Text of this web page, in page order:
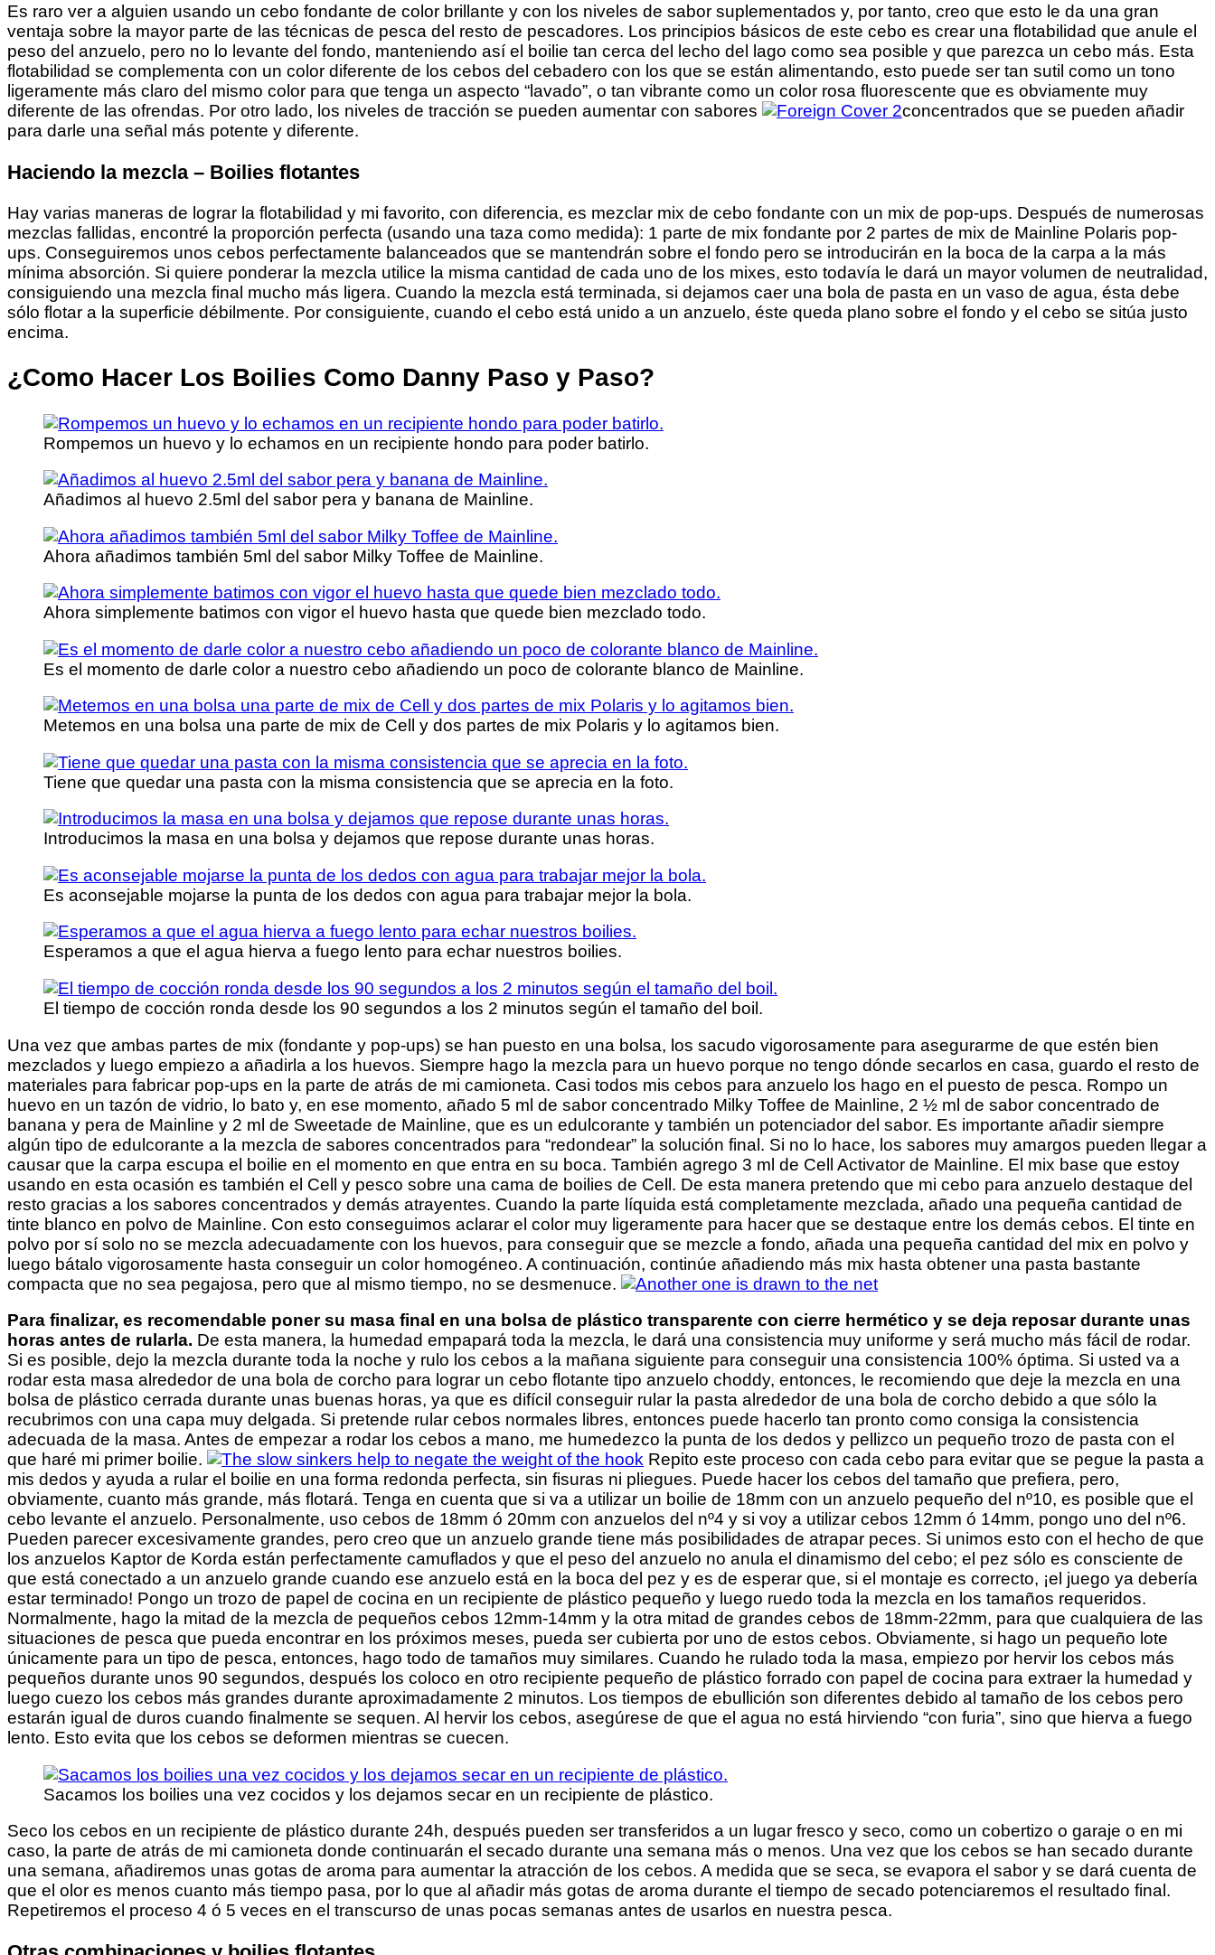
Es raro ver a alguien usando un cebo fondante de color brillante y con los niveles de sabor suplementados y, por tanto, creo que esto le da una gran
ventaja sobre la mayor parte de las técnicas de pesca del resto de pescadores. Los principios básicos de este cebo es crear una flotabilidad que anule el
peso del anzuelo, pero no lo levante del fondo, manteniendo así el boilie tan cerca del lecho del lago como sea posible y que parezca un cebo más. Esta
flotabilidad se complementa con un color diferente de los cebos del cebadero con los que se están alimentando, esto puede ser tan sutil como un tono
ligeramente más claro del mismo color para que tenga un aspecto “lavado”, o tan vibrante como un color rosa fluorescente que es obviamente muy
diferente de las ofrendas. Por otro lado, los niveles de tracción se pueden aumentar con sabores
concentrados que se pueden añadir
para darle una señal más potente y diferente.
Haciendo la mezcla – Boilies flotantes
Hay varias maneras de lograr la flotabilidad y mi favorito, con diferencia, es mezclar mix de cebo fondante con un mix de pop-ups. Después de numerosas
mezclas fallidas, encontré la proporción perfecta (usando una taza como medida): 1 parte de mix fondante por 2 partes de mix de Mainline Polaris pop-
ups. Conseguiremos unos cebos perfectamente balanceados que se mantendrán sobre el fondo pero se introducirán en la boca de la carpa a la más
mínima absorción. Si quiere ponderar la mezcla utilice la misma cantidad de cada uno de los mixes, esto todavía le dará un mayor volumen de neutralidad,
consiguiendo una mezcla final mucho más ligera. Cuando la mezcla está terminada, si dejamos caer una bola de pasta en un vaso de agua, ésta debe
sólo flotar a la superficie débilmente. Por consiguiente, cuando el cebo está unido a un anzuelo, éste queda plano sobre el fondo y el cebo se sitúa justo
encima.
¿Como Hacer Los Boilies Como Danny Paso y Paso?
Rompemos un huevo y lo echamos en un recipiente hondo para poder batirlo.
Añadimos al huevo 2.5ml del sabor pera y banana de Mainline.
Ahora añadimos también 5ml del sabor Milky Toffee de Mainline.
Ahora simplemente batimos con vigor el huevo hasta que quede bien mezclado todo.
Es el momento de darle color a nuestro cebo añadiendo un poco de colorante blanco de Mainline.
Metemos en una bolsa una parte de mix de Cell y dos partes de mix Polaris y lo agitamos bien.
Tiene que quedar una pasta con la misma consistencia que se aprecia en la foto.
Introducimos la masa en una bolsa y dejamos que repose durante unas horas.
Es aconsejable mojarse la punta de los dedos con agua para trabajar mejor la bola.
Esperamos a que el agua hierva a fuego lento para echar nuestros boilies.
El tiempo de cocción ronda desde los 90 segundos a los 2 minutos según el tamaño del boil.
Una vez que ambas partes de mix (fondante y pop-ups) se han puesto en una bolsa, los sacudo vigorosamente para asegurarme de que estén bien
mezclados y luego empiezo a añadirla a los huevos. Siempre hago la mezcla para un huevo porque no tengo dónde secarlos en casa, guardo el resto de
materiales para fabricar pop-ups en la parte de atrás de mi camioneta. Casi todos mis cebos para anzuelo los hago en el puesto de pesca. Rompo un
huevo en un tazón de vidrio, lo bato y, en ese momento, añado 5 ml de sabor concentrado Milky Toffee de Mainline, 2 ½ ml de sabor concentrado de
banana y pera de Mainline y 2 ml de Sweetade de Mainline, que es un edulcorante y también un potenciador del sabor. Es importante añadir siempre
algún tipo de edulcorante a la mezcla de sabores concentrados para “redondear” la solución final. Si no lo hace, los sabores muy amargos pueden llegar a
causar que la carpa escupa el boilie en el momento en que entra en su boca. También agrego 3 ml de Cell Activator de Mainline. El mix base que estoy
usando en esta ocasión es también el Cell y pesco sobre una cama de boilies de Cell. De esta manera pretendo que mi cebo para anzuelo destaque del
resto gracias a los sabores concentrados y demás atrayentes. Cuando la parte líquida está completamente mezclada, añado una pequeña cantidad de
tinte blanco en polvo de Mainline. Con esto conseguimos aclarar el color muy ligeramente para hacer que se destaque entre los demás cebos. El tinte en
polvo por sí solo no se mezcla adecuadamente con los huevos, para conseguir que se mezcle a fondo, añada una pequeña cantidad del mix en polvo y
luego bátalo vigorosamente hasta conseguir un color homogéneo. A continuación, continúe añadiendo más mix hasta obtener una pasta bastante
compacta que no sea pegajosa, pero que al mismo tiempo, no se desmenuce.
Para finalizar, es recomendable poner su masa final en una bolsa de plástico transparente con cierre hermético y se deja reposar durante unas
horas antes de rularla. De esta manera, la humedad empapará toda la mezcla, le dará una consistencia muy uniforme y será mucho más fácil de rodar.
Si es posible, dejo la mezcla durante toda la noche y rulo los cebos a la mañana siguiente para conseguir una consistencia 100% óptima. Si usted va a
rodar esta masa alrededor de una bola de corcho para lograr un cebo flotante tipo anzuelo choddy, entonces, le recomiendo que deje la mezcla en una
bolsa de plástico cerrada durante unas buenas horas, ya que es difícil conseguir rular la pasta alrededor de una bola de corcho debido a que sólo la
recubrimos con una capa muy delgada. Si pretende rular cebos normales libres, entonces puede hacerlo tan pronto como consiga la consistencia
adecuada de la masa. Antes de empezar a rodar los cebos a mano, me humedezco la punta de los dedos y pellizco un pequeño trozo de pasta con el
que haré mi primer boilie.
Repito este proceso con cada cebo para evitar que se pegue la pasta a
mis dedos y ayuda a rular el boilie en una forma redonda perfecta, sin fisuras ni pliegues. Puede hacer los cebos del tamaño que prefiera, pero,
obviamente, cuanto más grande, más flotará. Tenga en cuenta que si va a utilizar un boilie de 18mm con un anzuelo pequeño del nº10, es posible que el
cebo levante el anzuelo. Personalmente, uso cebos de 18mm ó 20mm con anzuelos del nº4 y si voy a utilizar cebos 12mm ó 14mm, pongo uno del nº6.
Pueden parecer excesivamente grandes, pero creo que un anzuelo grande tiene más posibilidades de atrapar peces. Si unimos esto con el hecho de que
los anzuelos Kaptor de Korda están perfectamente camuflados y que el peso del anzuelo no anula el dinamismo del cebo; el pez sólo es consciente de
que está conectado a un anzuelo grande cuando ese anzuelo está en la boca del pez y es de esperar que, si el montaje es correcto, ¡el juego ya debería
estar terminado! Pongo un trozo de papel de cocina en un recipiente de plástico pequeño y luego ruedo toda la mezcla en los tamaños requeridos.
Normalmente, hago la mitad de la mezcla de pequeños cebos 12mm-14mm y la otra mitad de grandes cebos de 18mm-22mm, para que cualquiera de las
situaciones de pesca que pueda encontrar en los próximos meses, pueda ser cubierta por uno de estos cebos. Obviamente, si hago un pequeño lote
únicamente para un tipo de pesca, entonces, hago todo de tamaños muy similares. Cuando he rulado toda la masa, empiezo por hervir los cebos más
pequeños durante unos 90 segundos, después los coloco en otro recipiente pequeño de plástico forrado con papel de cocina para extraer la humedad y
luego cuezo los cebos más grandes durante aproximadamente 2 minutos. Los tiempos de ebullición son diferentes debido al tamaño de los cebos pero
estarán igual de duros cuando finalmente se sequen. Al hervir los cebos, asegúrese de que el agua no está hirviendo “con furia”, sino que hierva a fuego
lento. Esto evita que los cebos se deformen mientras se cuecen.
Sacamos los boilies una vez cocidos y los dejamos secar en un recipiente de plástico.
Seco los cebos en un recipiente de plástico durante 24h, después pueden ser transferidos a un lugar fresco y seco, como un cobertizo o garaje o en mi
caso, la parte de atrás de mi camioneta donde continuarán el secado durante una semana más o menos. Una vez que los cebos se han secado durante
una semana, añadiremos unas gotas de aroma para aumentar la atracción de los cebos. A medida que se seca, se evapora el sabor y se dará cuenta de
que el olor es menos cuanto más tiempo pasa, por lo que al añadir más gotas de aroma durante el tiempo de secado potenciaremos el resultado final.
Repetiremos el proceso 4 ó 5 veces en el transcurso de unas pocas semanas antes de usarlos en nuestra pesca.